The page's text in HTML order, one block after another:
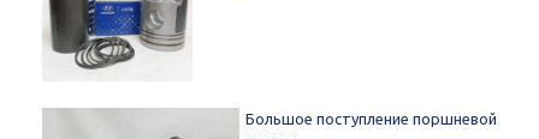
Большое поступление поршневой